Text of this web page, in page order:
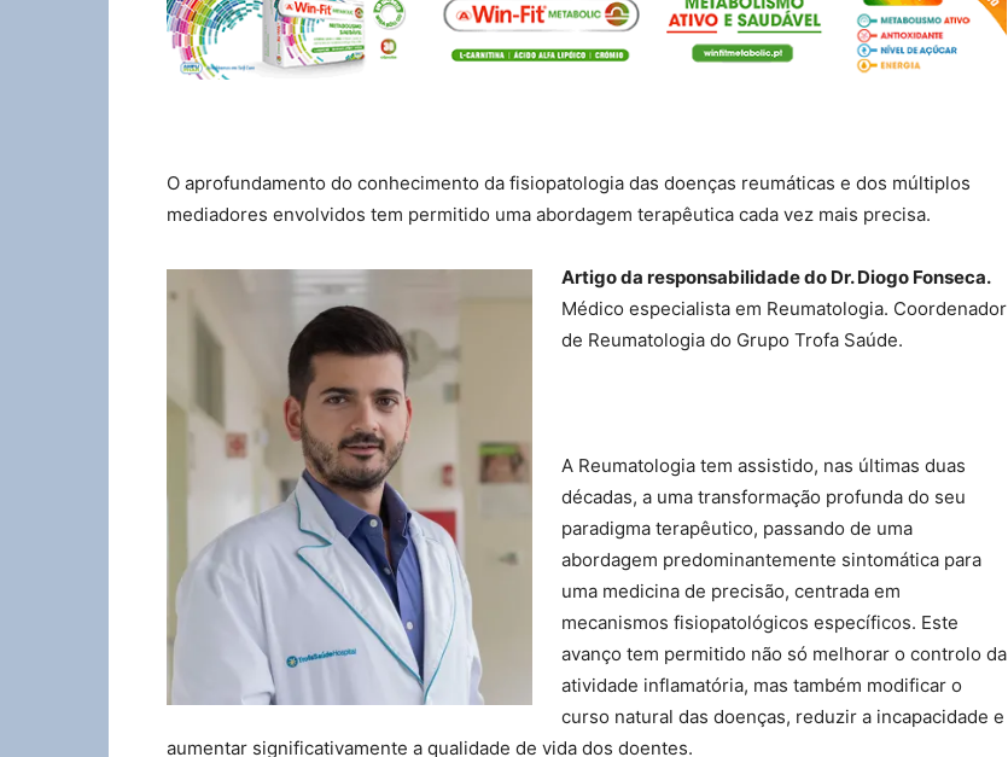
O aprofundamento do conhecimento da fisiopatologia das doenças reumáticas e dos múltiplos
mediadores envolvidos tem permitido uma abordagem terapêutica cada vez mais precisa.
Artigo da responsabilidade do Dr. Diogo Fonseca.
Médico especialista em Reumatologia. Coordenador
de Reumatologia do Grupo Trofa Saúde.
A Reumatologia tem assistido, nas últimas duas
décadas, a uma transformação profunda do seu
paradigma terapêutico, passando de uma
abordagem predominantemente sintomática para
uma medicina de precisão, centrada em
mecanismos fisiopatológicos específicos. Este
avanço tem permitido não só melhorar o controlo da
atividade inflamatória, mas também modificar o
curso natural das doenças, reduzir a incapacidade e
aumentar significativamente a qualidade de vida dos doentes.